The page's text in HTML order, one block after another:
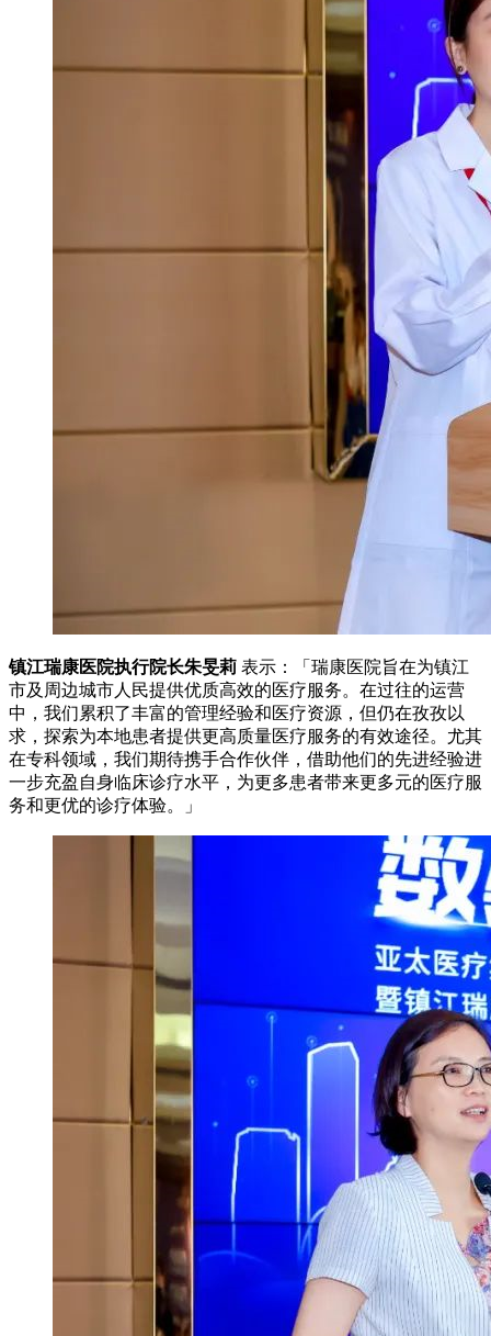
镇江瑞康医院执行院长朱旻莉 表示：「瑞康医院旨在为镇江
市及周边城市人民提供优质高效的医疗服务。在过往的运营
中，我们累积了丰富的管理经验和医疗资源，但仍在孜孜以
求，探索为本地患者提供更高质量医疗服务的有效途径。尤其
在专科领域，我们期待携手合作伙伴，借助他们的先进经验进
一步充盈自身临床诊疗水平，为更多患者带来更多元的医疗服
务和更优的诊疗体验。」